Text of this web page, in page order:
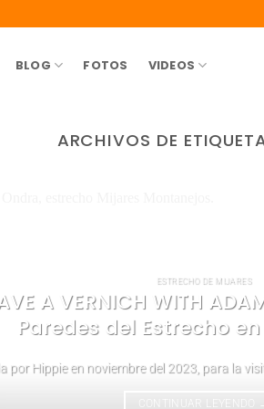
BLOG FOTOS VIDEOS
ARCHIVOS DE
ESTRECHO DE MIJARES
A VERNICH WITH
Paredes del Estrecho
por Hippie en noviembre del 2023, para la
CONTINUAR LEYENDO →